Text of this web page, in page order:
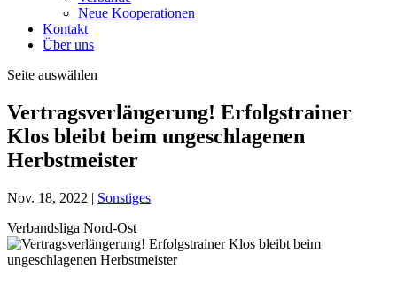
Neue Kooperationen
Kontakt
Über uns
Seite auswählen
Vertragsverlängerung! Erfolgstrainer
Klos bleibt beim ungeschlagenen
Herbstmeister
Nov. 18, 2022 | Sonstiges
Verbandsliga Nord-Ost